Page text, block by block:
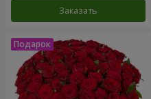
Заказать